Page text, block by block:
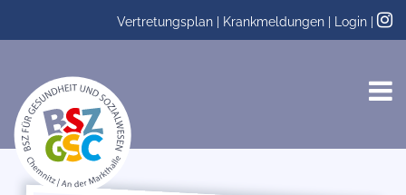
Vertretungsplan Krankmeldungen Login